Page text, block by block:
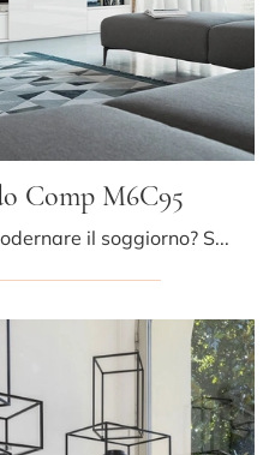
Comp M6C95
Vuoi riammodernare il soggiorno? Scopri di più sulle librerie moderne componibili e arreda i tuoi locali con il modello Modo Comp M6C95.